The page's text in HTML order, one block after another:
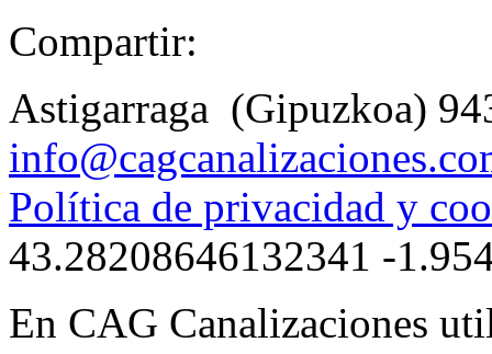
Compartir:
Astigarraga (Gipuzkoa)
Política de privacidad y
43.28208646132341 -
En CAG Canalizaciones